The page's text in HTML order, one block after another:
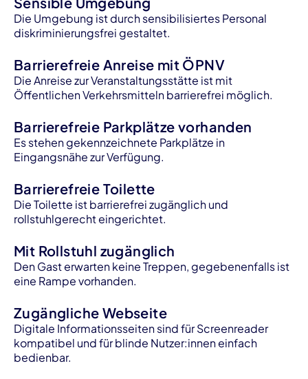
Die Umgebung ist durch sensibilisiertes Personal
diskriminierungsfrei gestaltet.
Barrierefreie Anreise mit ÖPNV
Die Anreise zur Veranstaltungsstätte ist mit
Öffentlichen Verkehrsmitteln barrierefrei möglich.
Barrierefreie Parkplätze vorhanden
Es stehen gekennzeichnete Parkplätze in
Eingangsnähe zur Verfügung.
Barrierefreie Toilette
Die Toilette ist barrierefrei zugänglich und
rollstuhlgerecht eingerichtet.
Mit Rollstuhl zugänglich
Den Gast erwarten keine Treppen, gegebenenfalls ist
eine Rampe vorhanden.
Zugängliche Webseite
Digitale Informationsseiten sind für Screenreader
kompatibel und für blinde Nutzer:innen einfach
bedienbar.